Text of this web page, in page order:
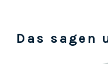
Das sagen